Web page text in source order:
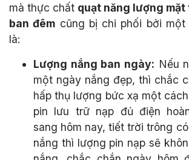
mà thực chất quạt năng lượng
ban đêm cũng bị chi phối bởi
là:
Lượng nắng ban ngày: Nếu
một ngày nắng đẹp, thì chắc
hấp thụ lượng bức xạ một
pin lưu trữ nạp đủ điện
sang hôm nay, tiết trời trông
nắng thì lượng pin nạp sẽ